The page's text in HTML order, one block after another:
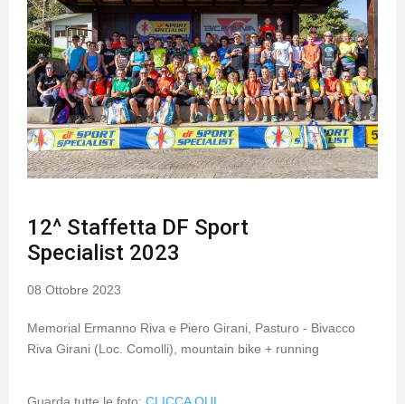
12^ Staffetta DF Sport
Specialist 2023
08 Ottobre 2023
Memorial Ermanno Riva e Piero Girani, Pasturo - Bivacco
Riva Girani (Loc. Comolli), mountain bike + running
Guarda tutte le foto: CLICCA QUI